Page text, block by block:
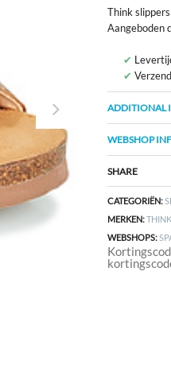
Think
Aangeboden
ADDITIONAL
WEBSHOP
SHARE
CATEGORIËN:
MERKEN:
WEBSHOPS: